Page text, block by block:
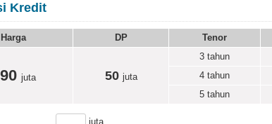
Kredit
Harga DP Tenor
juta 50 juta
3 tahun
4 tahun
5 tahun
juta